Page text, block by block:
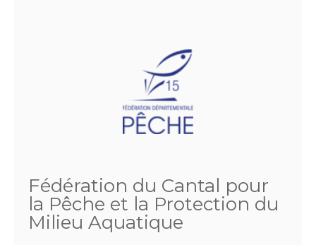
Fédération du Cantal pour
la Pêche et la Protection du
Milieu Aquatique